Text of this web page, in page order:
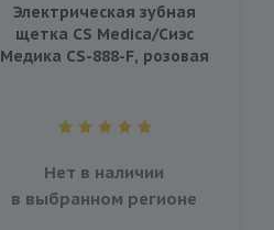
Электрическая зубная
щетка CS Medica/Сиэс
Медика CS-888-F, розовая
Нет в наличии
в выбранном регионе